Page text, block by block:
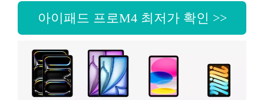
아이패드 프로M4 최저가 확인 >>